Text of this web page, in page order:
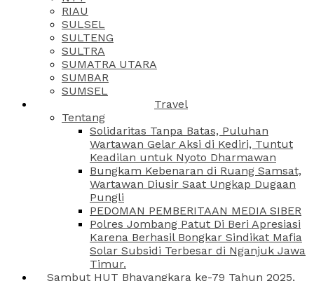
RIAU
SULSEL
SULTENG
SULTRA
SUMATRA UTARA
SUMBAR
SUMSEL
Travel
Tentang
Solidaritas Tanpa Batas, Puluhan
Wartawan Gelar Aksi di Kediri, Tuntut
Keadilan untuk Nyoto Dharmawan
Bungkam Kebenaran di Ruang Samsat,
Wartawan Diusir Saat Ungkap Dugaan
Pungli
PEDOMAN PEMBERITAAN MEDIA SIBER
Polres Jombang Patut Di Beri Apresiasi
Karena Berhasil Bongkar Sindikat Mafia
Solar Subsidi Terbesar di Nganjuk Jawa
Timur.
Sambut HUT Bhayangkara ke-79 Tahun 2025,